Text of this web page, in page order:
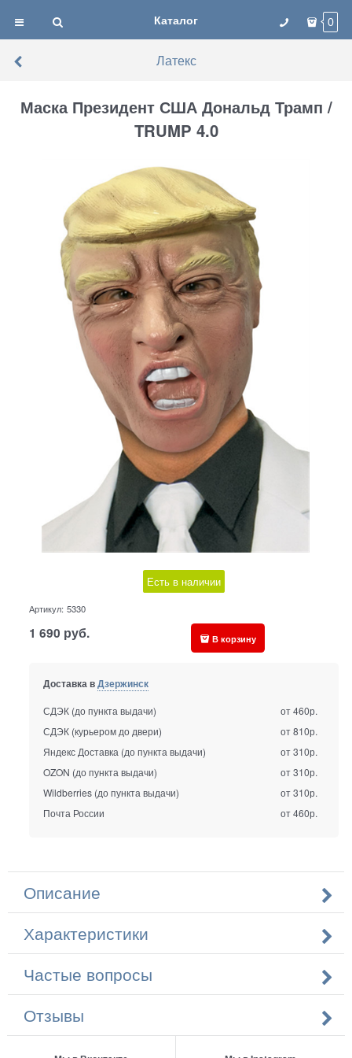
Каталог 0
Латекс
Маска Президент США Дональд Трамп /
TRUMP 4.0
Есть в наличии
Артикул: 5330
1 690 руб. В корзину
Доставка вДзержинск
СДЭК (до пункта выдачи)
от 460р.
СДЭК (курьером до двери)
от 810р.
Яндекс Доставка (до пункта выдачи)
от 310р.
OZON (до пункта выдачи)
от 310р.
Wildberries (до пункта выдачи)
от 310р.
Почта России
от 460р.
Описание
Характеристики
Частые вопросы
Отзывы